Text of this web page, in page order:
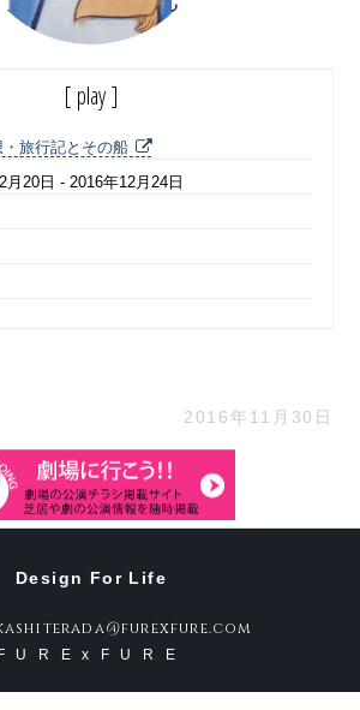
[ play ]
・旅行記とその船
月20日 - 2016年12月24日
2016年11月30日
Design For Life
FURExFURE